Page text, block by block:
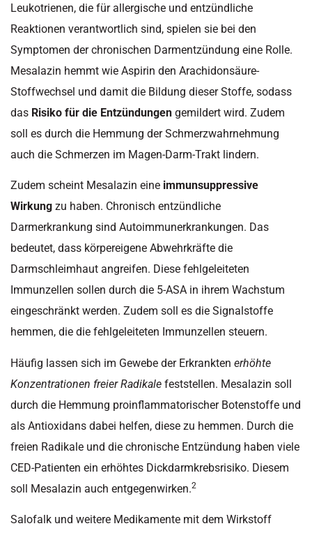
Leukotrienen, die für allergische und entzündliche
Reaktionen verantwortlich sind, spielen sie bei den
Symptomen der chronischen Darmentzündung eine Rolle.
Mesalazin hemmt wie Aspirin den Arachidonsäure-
Stoffwechsel und damit die Bildung dieser Stoffe, sodass
das Risiko für die Entzündungen gemildert wird. Zudem
soll es durch die Hemmung der Schmerzwahrnehmung
auch die Schmerzen im Magen-Darm-Trakt lindern.
Zudem scheint Mesalazin eine immunsuppressive
Wirkung zu haben. Chronisch entzündliche
Darmerkrankung sind Autoimmunerkrankungen. Das
bedeutet, dass körpereigene Abwehrkräfte die
Darmschleimhaut angreifen. Diese fehlgeleiteten
Immunzellen sollen durch die 5-ASA in ihrem Wachstum
eingeschränkt werden. Zudem soll es die Signalstoffe
hemmen, die die fehlgeleiteten Immunzellen steuern.
Häufig lassen sich im Gewebe der Erkrankten erhöhte
Konzentrationen freier Radikale feststellen. Mesalazin soll
durch die Hemmung proinflammatorischer Botenstoffe und
als Antioxidans dabei helfen, diese zu hemmen. Durch die
freien Radikale und die chronische Entzündung haben viele
CED-Patienten ein erhöhtes Dickdarmkrebsrisiko. Diesem
soll Mesalazin auch entgegenwirken.2
Salofalk und weitere Medikamente mit dem Wirkstoff